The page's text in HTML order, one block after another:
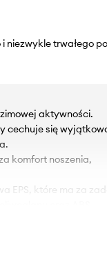
niezwykle trwałego
aktywności.
cechuje się
komfort noszenia,
EPS, które ma za